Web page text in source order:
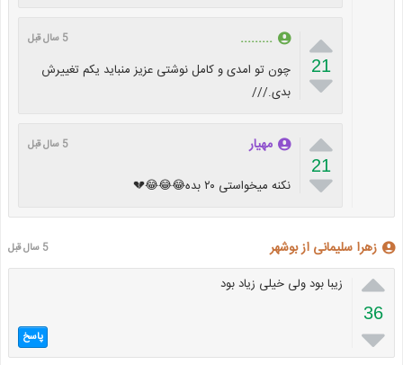

21

......... 5 سال قبل
چون تو امدی و کامل نوشتی عزیز منباید یکم تغییرش
بدی.///

21

مهیار 5 سال قبل
نکنه میخواستی ۲۰ بده😂😂😂💔
زهرا سلیمانی از بوشهر 5 سال قبل

36

زیبا بود ولی خیلی زیاد بود
پاسخ